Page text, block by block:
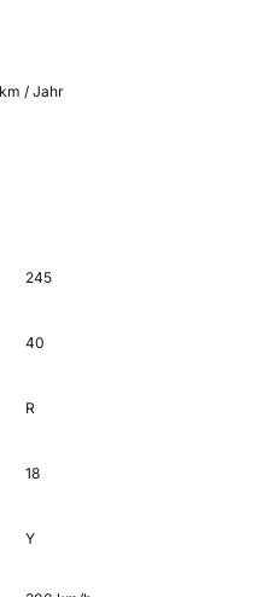
/ Jahr
245
40
R
18
Y